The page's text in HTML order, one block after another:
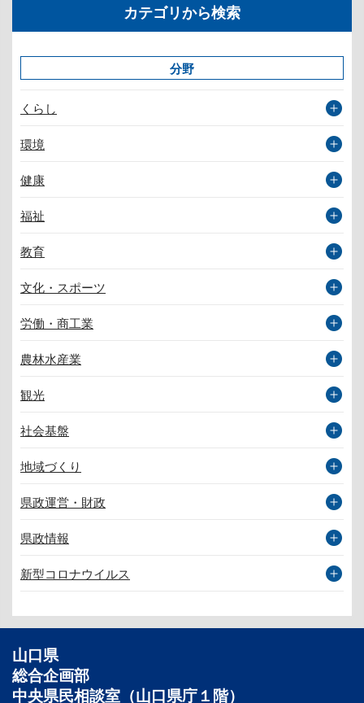
カテゴリから検索
分野
くらし
環境
健康
福祉
教育
文化・スポーツ
労働・商工業
農林水産業
観光
社会基盤
地域づくり
県政運営・財政
県政情報
新型コロナウイルス
山口県
総合企画部
中央県民相談室（山口県庁１階）